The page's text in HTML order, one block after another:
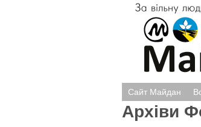
Сайт Майдан
Архіви